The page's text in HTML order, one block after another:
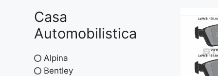
Casa
Automobilistica
Alpina
Bentley